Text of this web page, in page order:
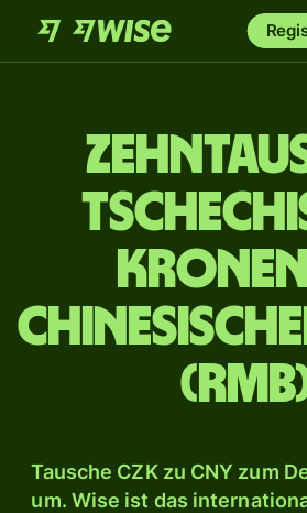
Tausche CZK zu CNY zum
um. Wise ist das